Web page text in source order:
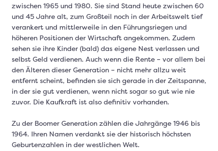
zwischen 1965 und 1980. Sie sind Stand heute zwischen 60
und 45 Jahre alt, zum Großteil noch in der Arbeitswelt tief
verankert und mittlerweile in den Führungsriegen und
höheren Positionen der Wirtschaft angekommen. Zudem
sehen sie ihre Kinder (bald) das eigene Nest verlassen und
selbst Geld verdienen. Auch wenn die Rente – vor allem bei
den Älteren dieser Generation – nicht mehr allzu weit
entfernt scheint, befinden sie sich gerade in der Zeitspanne,
in der sie gut verdienen, wenn nicht sogar so gut wie nie
zuvor. Die Kaufkraft ist also definitiv vorhanden.
Zu der Boomer Generation zählen die Jahrgänge 1946 bis
1964. Ihren Namen verdankt sie der historisch höchsten
Geburtenzahlen in der westlichen Welt.